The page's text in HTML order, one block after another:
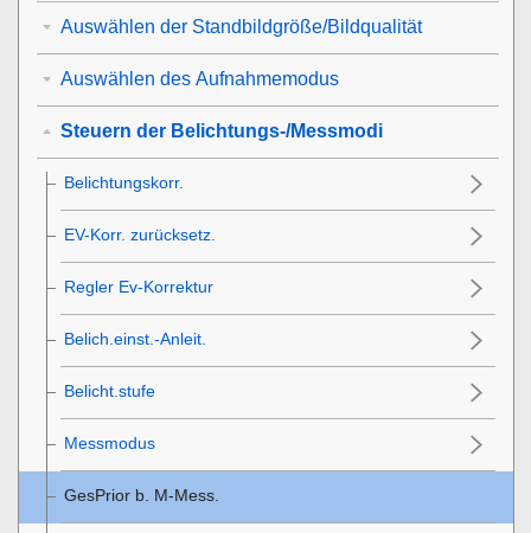
Auswählen der Standbildgröße/Bildqualität
Auswählen des Aufnahmemodus
Steuern der Belichtungs-/Messmodi
Belichtungskorr.
EV-Korr. zurücksetz.
Regler Ev-Korrektur
Belich.einst.-Anleit.
Belicht.stufe
Messmodus
GesPrior b. M-Mess.